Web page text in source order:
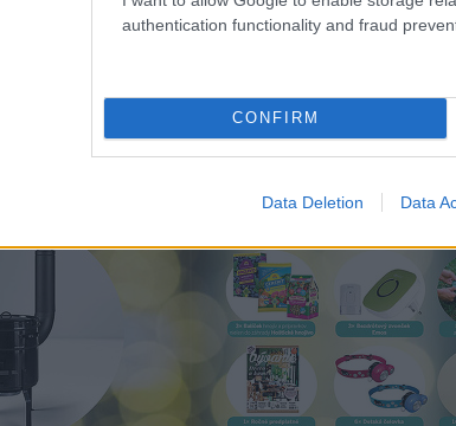
authentication functionality and fraud
CONFIRM
Data Deletion Data